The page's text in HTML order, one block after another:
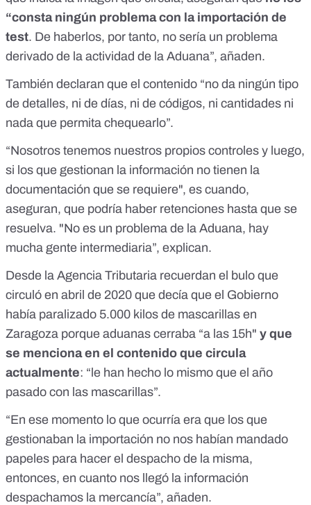
“consta ningún problema con la importación de
test. De haberlos, por tanto, no sería un problema
derivado de la actividad de la Aduana”, añaden.
También declaran que el contenido “no da ningún tipo
de detalles, ni de días, ni de códigos, ni cantidades ni
nada que permita chequearlo”.
“Nosotros tenemos nuestros propios controles y luego,
si los que gestionan la información no tienen la
documentación que se requiere", es cuando,
aseguran, que podría haber retenciones hasta que se
resuelva. "No es un problema de la Aduana, hay
mucha gente intermediaria”, explican.
Desde la Agencia Tributaria recuerdan el bulo que
circuló en abril de 2020 que decía que el Gobierno
había paralizado 5.000 kilos de mascarillas en
Zaragoza porque aduanas cerraba “a las 15h" y que
se menciona en el contenido que circula
actualmente: “le han hecho lo mismo que el año
pasado con las mascarillas”.
“En ese momento lo que ocurría era que los que
gestionaban la importación no nos habían mandado
papeles para hacer el despacho de la misma,
entonces, en cuanto nos llegó la información
despachamos la mercancía”, añaden.